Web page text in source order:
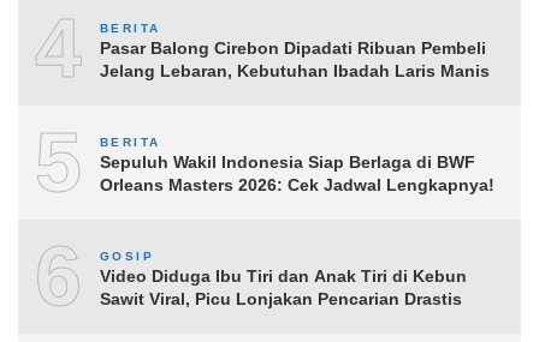
4 BERITA
Pasar Balong Cirebon Dipadati Ribuan Pembeli
Jelang Lebaran, Kebutuhan Ibadah Laris Manis
5 BERITA
Sepuluh Wakil Indonesia Siap Berlaga di BWF
Orleans Masters 2026: Cek Jadwal Lengkapnya!
6 GOSIP
Video Diduga Ibu Tiri dan Anak Tiri di Kebun
Sawit Viral, Picu Lonjakan Pencarian Drastis